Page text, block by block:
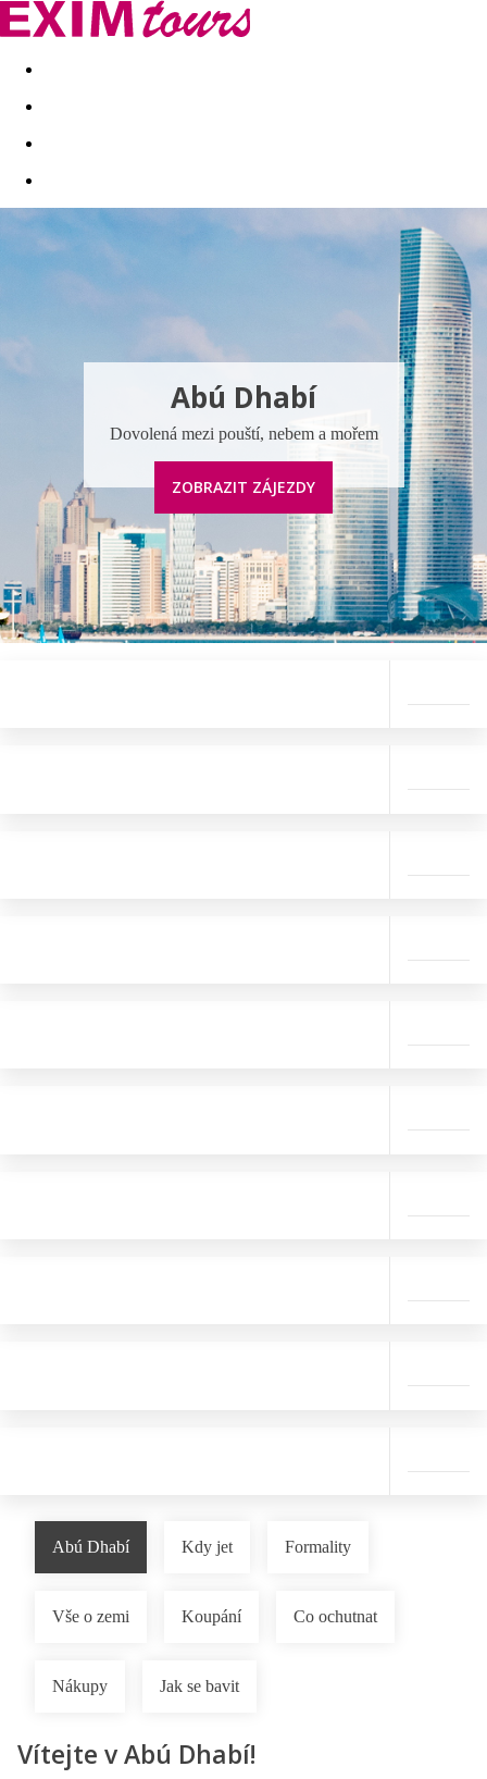
Akční nabídky Last minute
Abú Dhabí
Dovolená mezi pouští, nebem a mořem
ZOBRAZIT ZÁJEZDY
Abú Dhabí Kdy jet Formality
Vše o zemi Koupání Co ochutnat
Nákupy Jak se bavit
Vítejte v Abú Dhabí!